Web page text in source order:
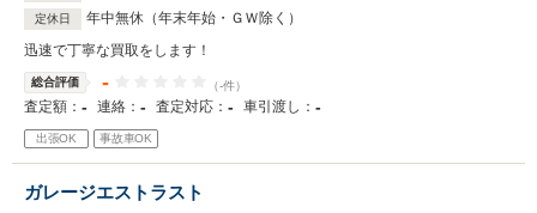
定休日
年中無休（年末年始・ＧＷ除く）
迅速で丁寧な買取をします！
総合評価 - （-件）
査定額： - 連絡： - 査定対応： - 車引渡し： -
出張OK 事故車OK
ガレージエストラスト